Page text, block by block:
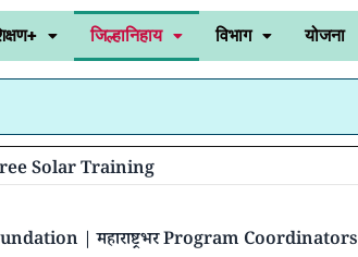
जिल्हानिहाय विभाग योजना
Free Solar Training
| महाराष्ट्रभर Program Coordinators